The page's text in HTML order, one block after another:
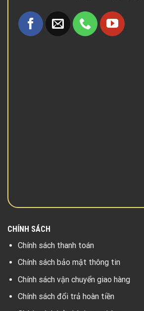
CHÍNH SÁCH
Chính sách thanh toán
Chính sách bảo mật thông tin
Chính sách vận chuyển giao hàng
Chính sách đổi trả hoàn tiền